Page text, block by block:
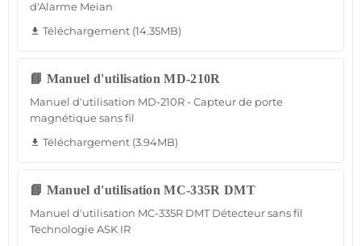
d'Alarme Meian
file_download Téléchargement (14.35MB)
📘 Manuel d'utilisation MD-210R
Manuel d'utilisation MD-210R - Capteur de porte
magnétique sans fil
file_download Téléchargement (3.94MB)
📘 Manuel d'utilisation MC-335R DMT
Manuel d'utilisation MC-335R DMT Détecteur sans fil
Technologie ASK IR